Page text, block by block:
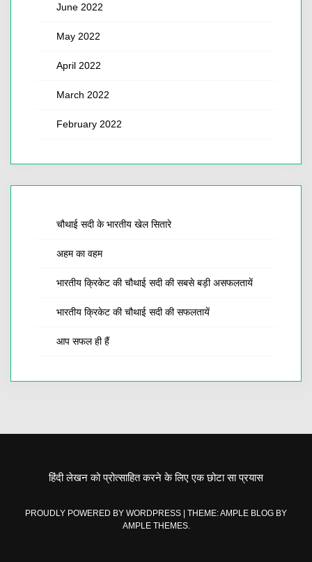
June 2022
May 2022
April 2022
March 2022
February 2022
चौथाई सदी के भारतीय खेल सितारे
अहम का वहम
भारतीय क्रिकेट की चौथाई सदी की सबसे बड़ी असफलतायें
भारतीय क्रिकेट की चौथाई सदी की सफलतायें
आप सफल ही हैं
हिंदी लेखन को प्रोत्साहित करने के लिए एक छोटा सा प्रयास
PROUDLY POWERED BY WORDPRESS
THEME: AMPLE BLOG BY
AMPLE THEMES.